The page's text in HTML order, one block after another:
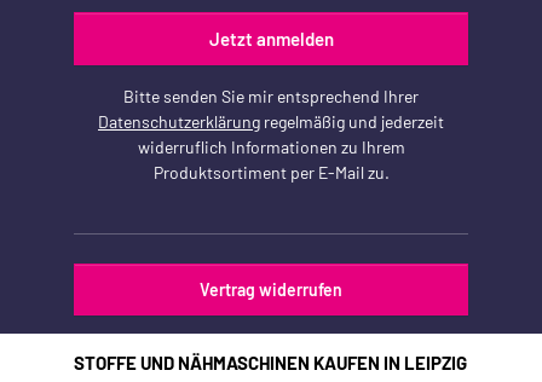
Jetzt anmelden
Bitte senden Sie mir entsprechend Ihrer
Datenschutzerklärung regelmäßig und jederzeit
widerruflich Informationen zu Ihrem
Produktsortiment per E-Mail zu.
Vertrag widerrufen
STOFFE UND NÄHMASCHINEN KAUFEN IN LEIPZIG